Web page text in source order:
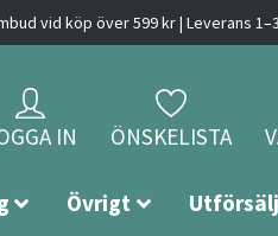
vid köp över 599 kr | Leverans
IN ÖNSKELISTA
Övrigt